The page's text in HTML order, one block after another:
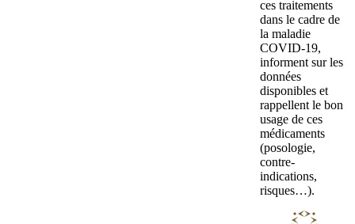
ces traitements
dans le cadre de
la maladie
COVID-19,
informent sur les
données
disponibles et
rappellent le bon
usage de ces
médicaments
(posologie,
contre-
indications,
risques…).